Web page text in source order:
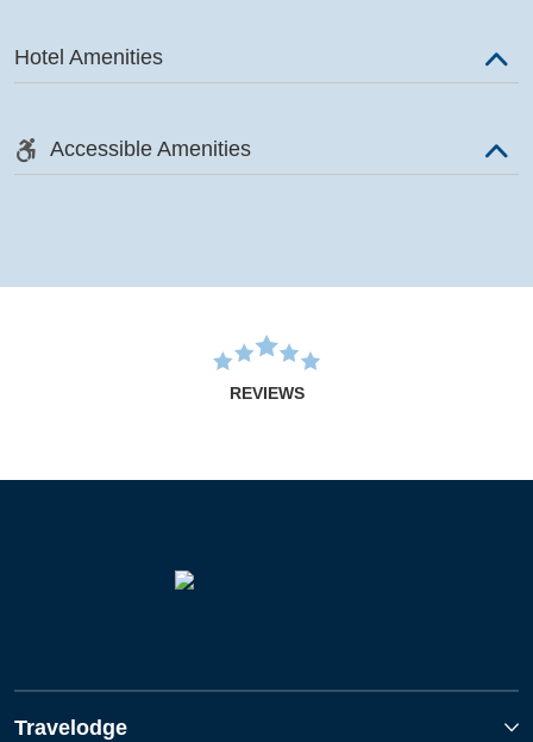
Hotel Amenities
Accessible Amenities
REVIEWS
Travelodge